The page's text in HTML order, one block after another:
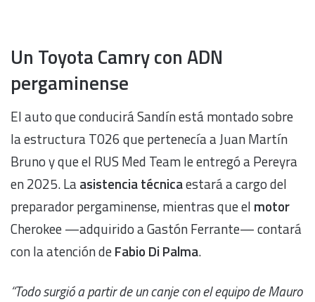
Un Toyota Camry con ADN
pergaminense
El auto que conducirá Sandín está montado sobre
la estructura T026 que pertenecía a Juan Martín
Bruno y que el RUS Med Team le entregó a Pereyra
en 2025. Laasistencia técnicaestará a cargo del
preparador pergaminense, mientras que el motor
Cherokee —adquirido a Gastón Ferrante— contará
con la atención deFabio Di Palma.
“Todo surgió a partir de un canje con el equipo de Mauro